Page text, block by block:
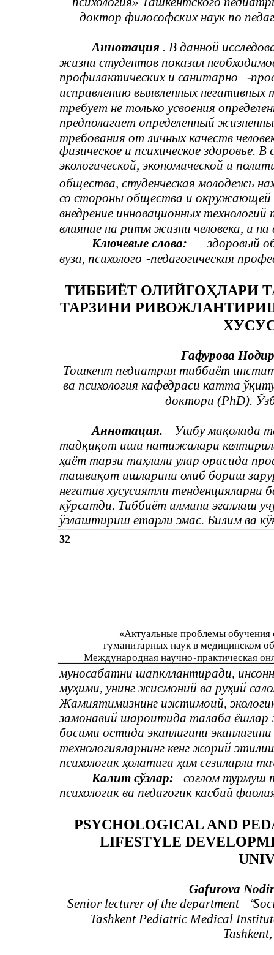
32
доктор философских наук по
Аннотация . В данной
жизни студентов показал
профилактических и санитарно
-
исправлению выявленных
требует не только усвоения
предполагает определенный
требования от личных качеств
физическое и психическое здоровье. В
экологической, экономической и
общества, студенческая молодежь
со стороны общества и окружающей
внедрение инновационных
влияние на ритм жизни человека, и на
Ключевые слова:
здоровый
вуза, психолого -педагогическая
ТИББИЁТ ОЛИЙГОҲЛАРИ
ТАРЗИНИ
Гафурова
Тошкент педиатрия тиббиёт
ва психология кафедраси катта
доктори (PhD).
Аннотация.
Ушбу мақолада
тадқиқот иши натижалари
ҳаёт тарзи таҳлили улар орасида
ташвиқот ишларини олиб бориш
негатив хусусиятли
кўрсатди. Тиббиёт илмини эгаллаш
ўзлаштириш етарли эмас. Билим ва
«Актуальные проблемы обучения
гуманитарных наук в медицинском
Международная научно-практическая
муносабатни шапкллантиради,
муҳими, унинг жисмоний ва руҳий
Жамиятимизнинг ижтимоий,
замонавий шароитида талаба
босими остида эканлигини
технологияларнинг кенг жорий
психологик ҳолатига ҳам сезиларли
Калит сўзлар:
соғлом турмуш
психологик ва педагогик касбий
PSYCHOLOGICAL AND
LIFESTYLE
Gafurova
Senior lecturer of the department
“
Tashkent Pediatric Medical